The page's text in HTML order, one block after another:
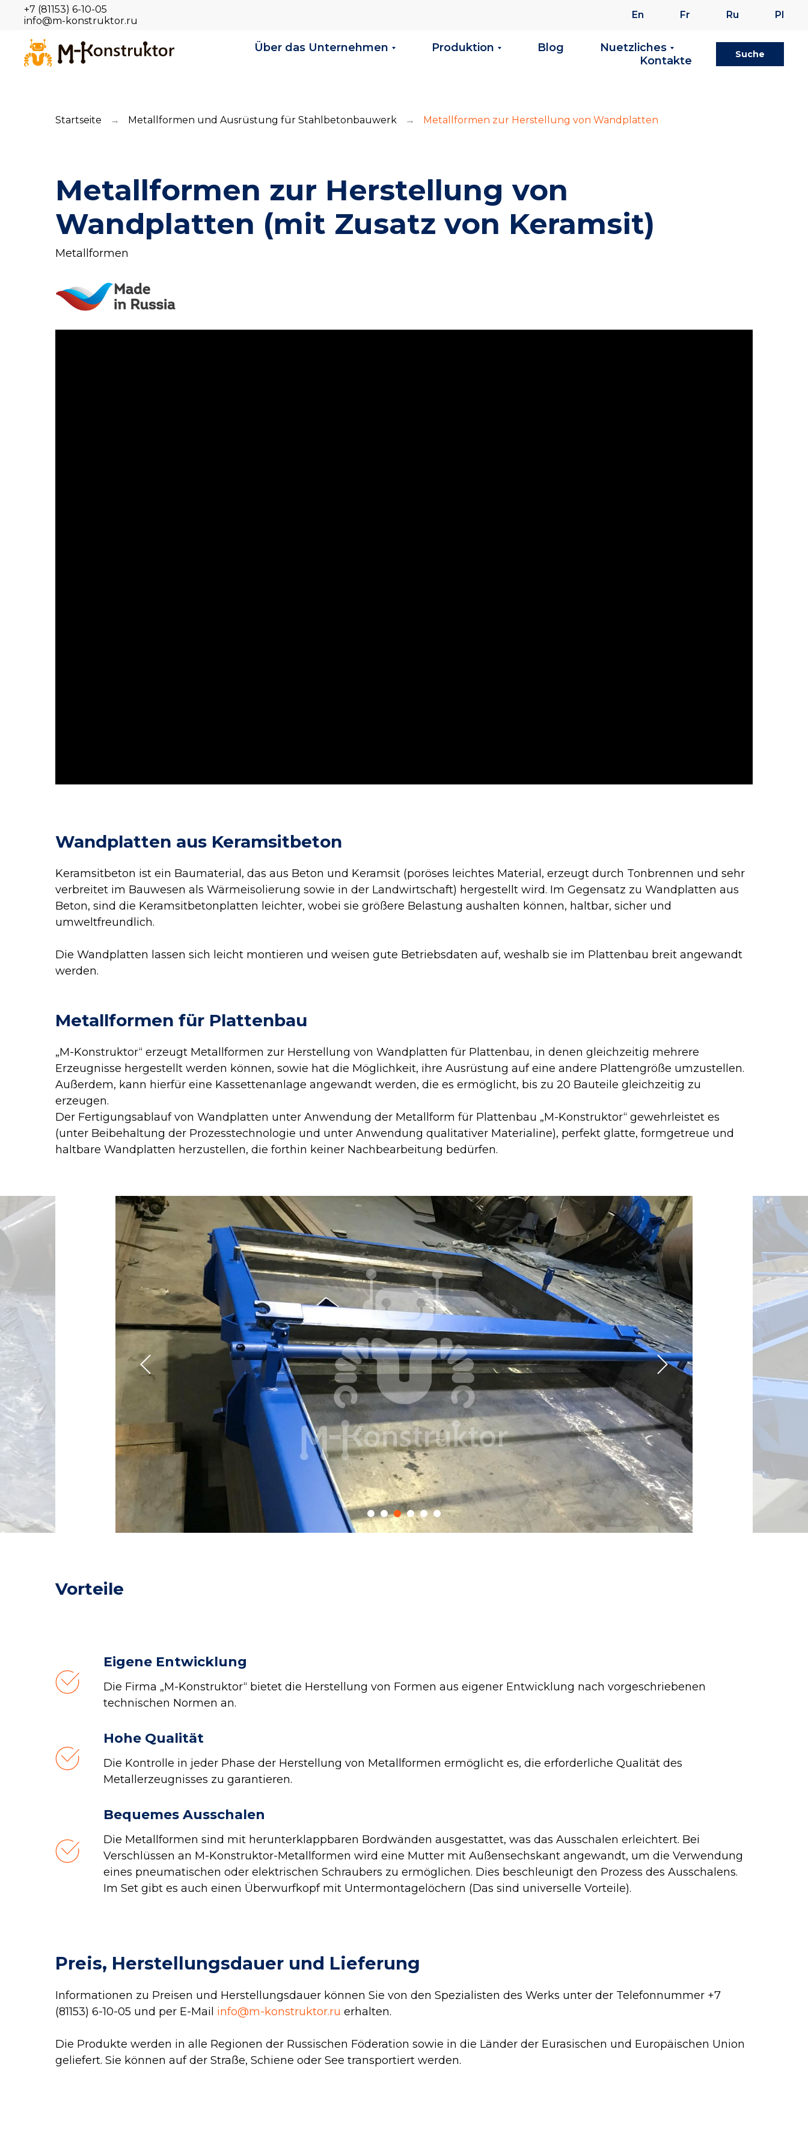
+7 (81153) 6-10-05
info@m-konstruktor.ru
En Fr Ru Pl
Über das Unternehmen Produktion Blog
Nuetzliches
Kontakte
Suche
Startseite → Metallformen und Ausrüstung für Stahlbetonbauwerk → Metallformen zur Herstellung von Wandplatten
Metallformen zur Herstellung von
Wandplatten (mit Zusatz von Keramsit)
Metallformen
Wandplatten aus Keramsitbeton
Keramsitbeton ist ein Baumaterial, das aus Beton und Keramsit (poröses leichtes Material, erzeugt durch Tonbrennen und sehr
verbreitet im Bauwesen als Wärmeisolierung sowie in der Landwirtschaft) hergestellt wird. Im Gegensatz zu Wandplatten aus
Beton, sind die Keramsitbetonplatten leichter, wobei sie größere Belastung aushalten können, haltbar, sicher und
umweltfreundlich.
Die Wandplatten lassen sich leicht montieren und weisen gute Betriebsdaten auf, weshalb sie im Plattenbau breit angewandt
werden.
Metallformen für Plattenbau
„M-Konstruktor“ erzeugt Metallformen zur Herstellung von Wandplatten für Plattenbau, in denen gleichzeitig mehrere
Erzeugnisse hergestellt werden können, sowie hat die Möglichkeit, ihre Ausrüstung auf eine andere Plattengröße umzustellen.
Außerdem, kann hierfür eine Kassettenanlage angewandt werden, die es ermöglicht, bis zu 20 Bauteile gleichzeitig zu
erzeugen.
Der Fertigungsablauf von Wandplatten unter Anwendung der Metallform für Plattenbau „M-Konstruktor“ gewehrleistet es
(unter Beibehaltung der Prozesstechnologie und unter Anwendung qualitativer Materialine), perfekt glatte, formgetreue und
haltbare Wandplatten herzustellen, die forthin keiner Nachbearbeitung bedürfen.
Vorteile
Eigene Entwicklung
Die Firma „M-Konstruktor“ bietet die Herstellung von Formen aus eigener Entwicklung nach vorgeschriebenen
technischen Normen an.
Hohe Qualität
Die Kontrolle in jeder Phase der Herstellung von Metallformen ermöglicht es, die erforderliche Qualität des
Metallerzeugnisses zu garantieren.
Bequemes Ausschalen
Die Metallformen sind mit herunterklappbaren Bordwänden ausgestattet, was das Ausschalen erleichtert. Bei
Verschlüssen an M-Konstruktor-Metallformen wird eine Mutter mit Außensechskant angewandt, um die Verwendung
eines pneumatischen oder elektrischen Schraubers zu ermöglichen. Dies beschleunigt den Prozess des Ausschalens.
Im Set gibt es auch einen Überwurfkopf mit Untermontagelöchern (Das sind universelle Vorteile).
Preis, Herstellungsdauer und Lieferung
Informationen zu Preisen und Herstellungsdauer können Sie von den Spezialisten des Werks unter der Telefonnummer +7
(81153) 6-10-05 und per E-Mail info@m-konstruktor.ru erhalten.
Die Produkte werden in alle Regionen der Russischen Föderation sowie in die Länder der Eurasischen und Europäischen Union
geliefert. Sie können auf der Straße, Schiene oder See transportiert werden.